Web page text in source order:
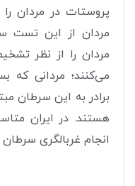
پروستات در مردان
مردان را از نظر
می‌کنند؛ مردانی که
برادر به این سرطان
هستند. در ایران
انجام غربالگری